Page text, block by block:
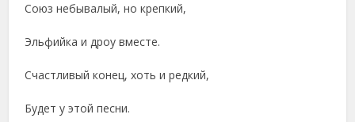
Союз небывалый, но крепкий,
Эльфийка и дроу вместе.
Счастливый конец, хоть и редкий,
Будет у этой песни.